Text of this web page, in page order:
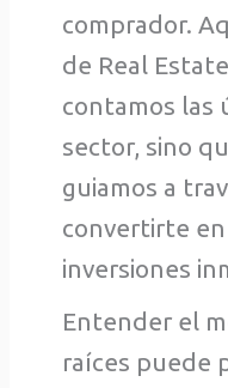
comprador.
de Real
contamos las
sector, sino
guiamos a
convertirte
inversiones
Entender el
raíces puede